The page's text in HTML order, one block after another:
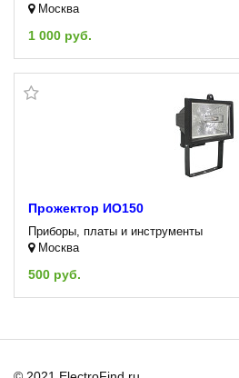
Москва
1 000 руб.
Прожектор ИО150
Приборы, платы и инструменты
Москва
500 руб.